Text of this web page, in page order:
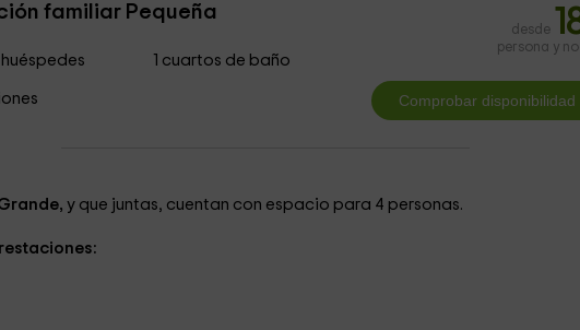
familiar Pequeña
huéspedes 1 cuartos de baño
desde
persona y
y que juntas, cuentan con espacio para 4 personas.